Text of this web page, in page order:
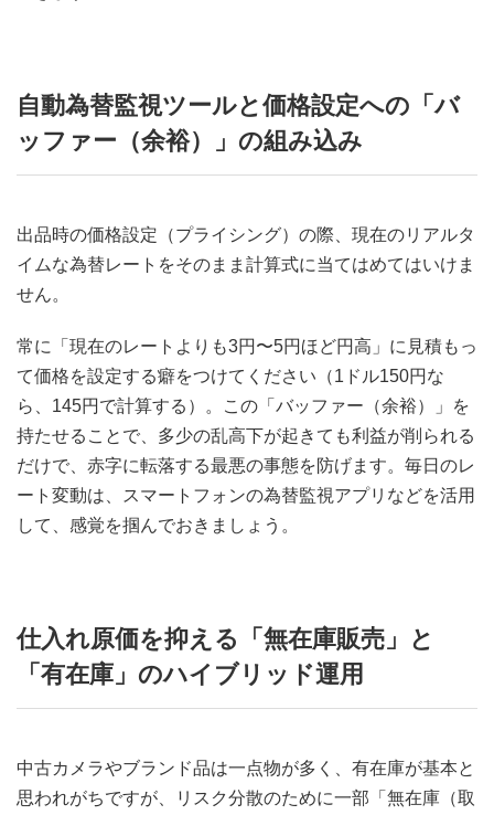
自動為替監視ツールと価格設定への「バ
ッファー（余裕）」の組み込み
出品時の価格設定（プライシング）の際、現在のリアルタ
イムな為替レートをそのまま計算式に当てはめてはいけま
せん。
常に「現在のレートよりも3円〜5円ほど円高」に見積もっ
て価格を設定する癖をつけてください（1ドル150円な
ら、145円で計算する）。この「バッファー（余裕）」を
持たせることで、多少の乱高下が起きても利益が削られる
だけで、赤字に転落する最悪の事態を防げます。毎日のレ
ート変動は、スマートフォンの為替監視アプリなどを活用
して、感覚を掴んでおきましょう。
仕入れ原価を抑える「無在庫販売」と
「有在庫」のハイブリッド運用
中古カメラやブランド品は一点物が多く、有在庫が基本と
思われがちですが、リスク分散のために一部「無在庫（取